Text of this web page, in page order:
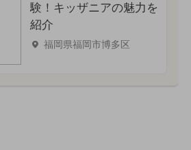
験！キッザニアの魅力を
紹介
福岡県福岡市博多区